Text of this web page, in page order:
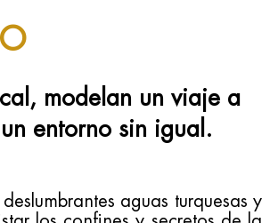
modelan un viaje a
entorno sin igual.
aguas turquesas y